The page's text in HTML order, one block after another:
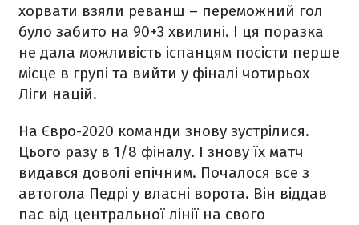
хорвати взяли реванш – переможний гол
було забито на 90+3 хвилині. І ця поразка
не дала можливість іспанцям посісти перше
місце в групі та вийти у фіналі чотирьох
Ліги націй.
На Євро-2020 команди знову зустрілися.
Цього разу в 1/8 фіналу. І знову їх матч
видався доволі епічним. Почалося все з
автогола Педрі у власні ворота. Він віддав
пас від центральної лінії на свого